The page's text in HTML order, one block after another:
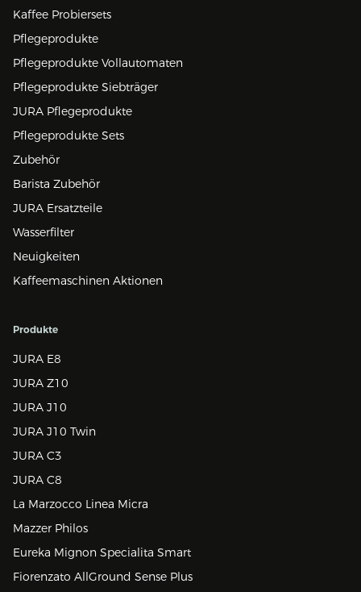
Kaffee Probiersets
Pflegeprodukte
Pflegeprodukte Vollautomaten
Pflegeprodukte Siebträger
JURA Pflegeprodukte
Pflegeprodukte Sets
Zubehör
Barista Zubehör
JURA Ersatzteile
Wasserfilter
Neuigkeiten
Kaffeemaschinen Aktionen
Produkte
JURA E8
JURA Z10
JURA J10
JURA J10 Twin
JURA C3
JURA C8
La Marzocco Linea Micra
Mazzer Philos
Eureka Mignon Specialita Smart
Fiorenzato AllGround Sense Plus